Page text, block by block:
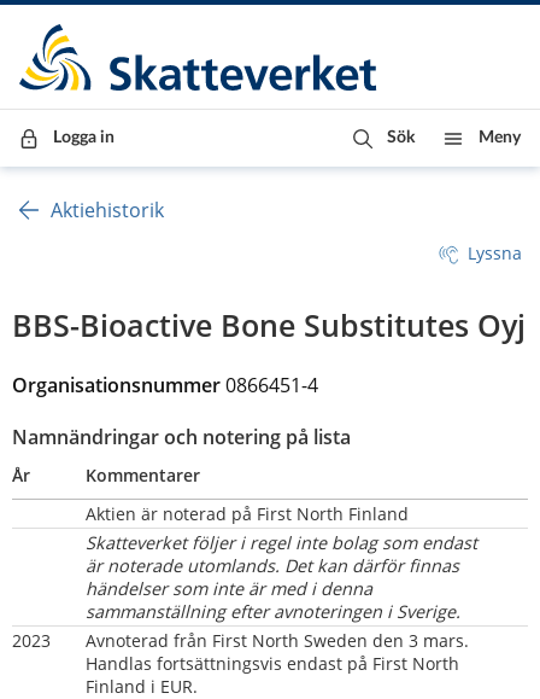
Till innehåll
Till navigationen
Till chattrobot
Logga in Sök Meny
Aktiehistorik
Lyssna
BBS-Bioactive Bone Substitutes Oyj
Organisationsnummer 0866451-4
Namnändringar och notering på lista
År
Kommentarer
Aktien är noterad på First North Finland
Skatteverket följer i regel inte bolag som endast
är noterade utomlands. Det kan därför finnas
händelser som inte är med i denna
sammanställning efter avnoteringen i Sverige.
2023
Avnoterad från First North Sweden den 3 mars.
Handlas fortsättningsvis endast på First North
Finland i EUR.